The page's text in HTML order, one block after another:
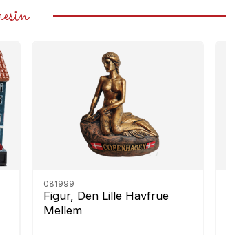
081999
Figur, Den Lille Havfrue
Mellem